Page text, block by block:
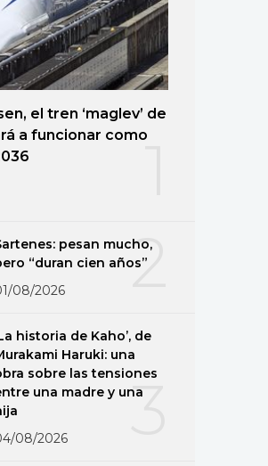
el tren ‘maglev’ de
a funcionar como
2
pesan mucho,
“duran cien años”
08/2026
3
historia de Kaho’, de
Haruki: una
sobre las tensiones
una madre y una
08/2026